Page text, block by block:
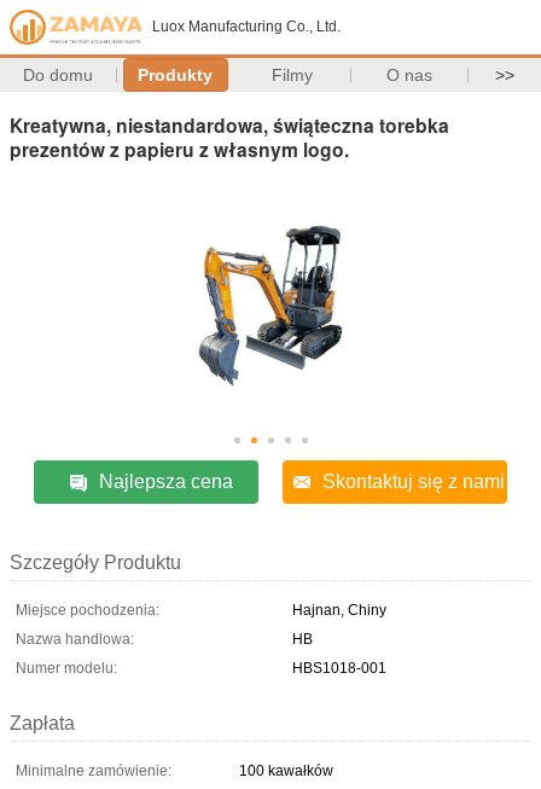
Luox Manufacturing Co., Ltd.
Do domu Produkty Filmy O nas >>
Kreatywna, niestandardowa, świąteczna torebka
prezentów z papieru z własnym logo.
Najlepsza cena Skontaktuj się z nami
Szczegóły Produktu
Miejsce pochodzenia:
Hajnan, Chiny
Nazwa handlowa:
HB
Numer modelu:
HBS1018-001
Zapłata
Minimalne zamówienie:
100 kawałków